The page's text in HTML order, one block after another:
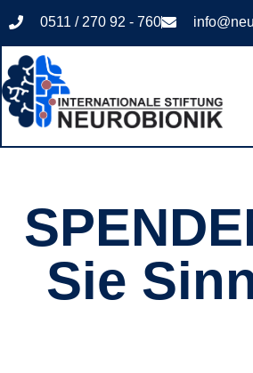
0511 / 270 92 - 760
Sie